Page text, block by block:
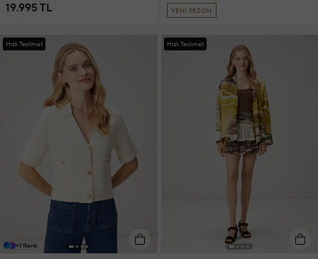
19.995 TL YENİ SEZON
Hızlı Teslimat
+1 Renk
Hızlı Teslimat